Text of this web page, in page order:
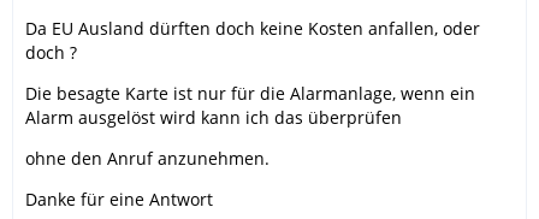
Da EU Ausland dürften doch keine Kosten anfallen, oder
doch ?
Die besagte Karte ist nur für die Alarmanlage, wenn ein
Alarm ausgelöst wird kann ich das überprüfen
ohne den Anruf anzunehmen.
Danke für eine Antwort